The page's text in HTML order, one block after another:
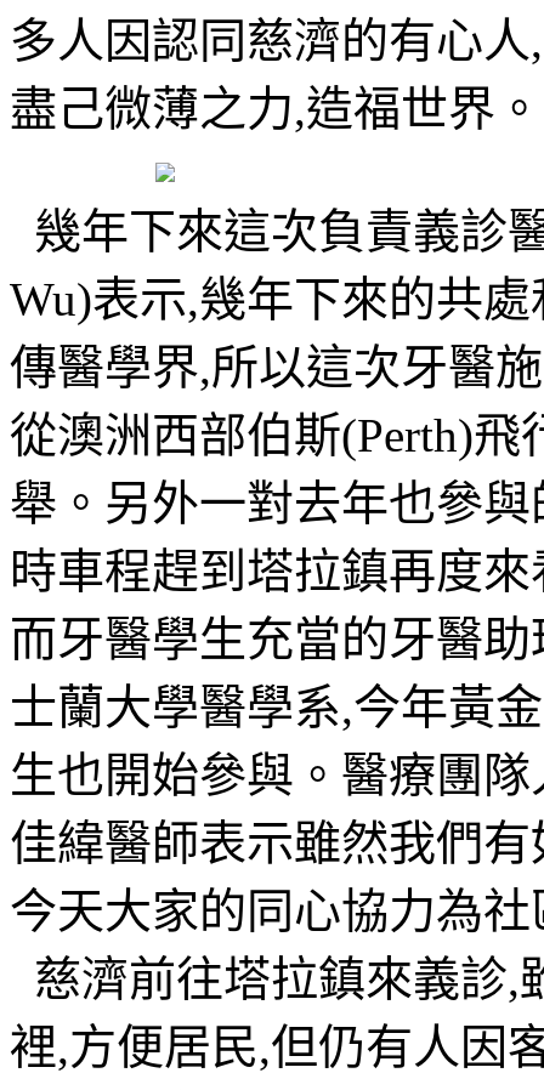
多人因認同慈濟的有心
盡己微薄之力,造福世界。
幾年下來這次負責義診
Wu)表示,幾年下來的共
傳醫學界,所以這次牙醫
從澳洲西部伯斯(Perth)
舉。另外一對去年也參
時車程趕到塔拉鎮再度
而牙醫學生充當的牙醫
士蘭大學醫學系,今年黃
生也開始參與。醫療團
佳緯醫師表示雖然我們
今天大家的同心協力為
慈濟前往塔拉鎮來義診,
裡,方便居民,但仍有人因